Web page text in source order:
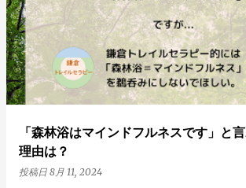
「森林浴はマインドフルネスです」と
理由は？
投稿日 8月 11, 2024